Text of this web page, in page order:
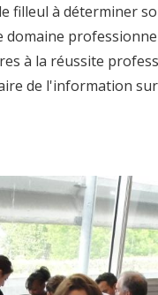
filleul à déterminer
à la réussite
de l'information